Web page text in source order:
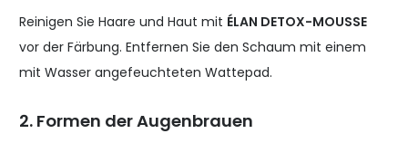
Reinigen Sie Haare und Haut mit ÉLAN DETOX-MOUSSE
vor der Färbung. Entfernen Sie den Schaum mit einem
mit Wasser angefeuchteten Wattepad.
2. Formen der Augenbrauen